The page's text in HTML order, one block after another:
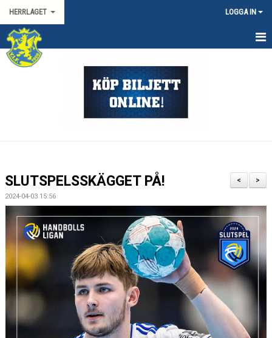
HERRLAGET LOGGA IN
HEM
SPORTGRUPP HERR
HANDBOLLSLIGAN HERR
SVENSKA CUPEN HERR
>
<
SLUTSPELSSKÄGGET PÅ!
2024-04-03 15:56